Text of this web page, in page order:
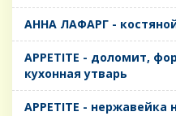
AHHA ЛАФАРГ -
APPETITE - доломит,
кухонная утварь
APPETITE - нержавейка